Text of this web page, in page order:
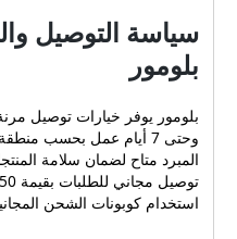
الكود المنسوخ أو اكتبي الرمز
بعناية ثم اضغطي على زر
تفعيل الخصم. راجعي السعر
وتحققي من أن نسبة التخفيض
أو قيمة الخصم صحيحة. أكملِي
بيانات الشحن والدفع وتألَّقي
بخيارات التوصيل المبرد إن
لزم. هذه الخطوات عملية
سياسة التوصيل
بلومور
بلومور يوفر خيارات توصيل
وحتى 7 أيام عمل بحسب
المبرد متاح لضمان سلامة
استخدام كوبونات الشحن